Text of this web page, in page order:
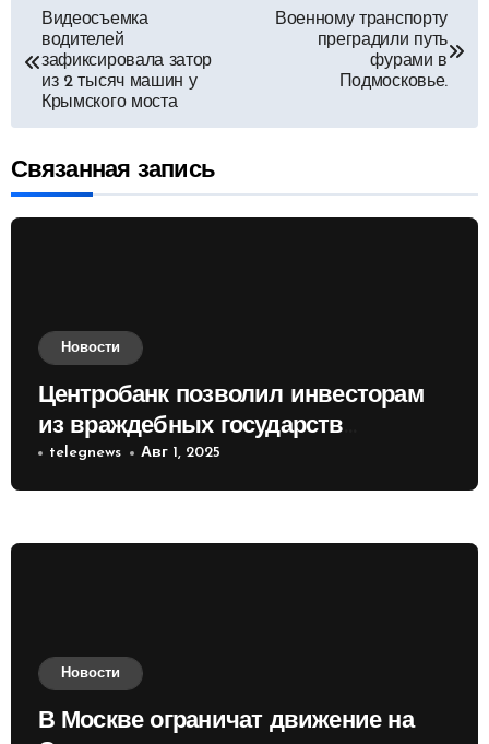
Навигация
по
записям
Видеосъемка
водителей
зафиксировала затор
из 2 тысяч машин у
Крымского моста
Военному транспорту
преградили путь
фурами в
Подмосковье.
Связанная запись
Новости
Центробанк позволил инвесторам
из враждебных государств
приобретать валюту
telegnews Авг 1, 2025
Новости
В Москве ограничат движение на